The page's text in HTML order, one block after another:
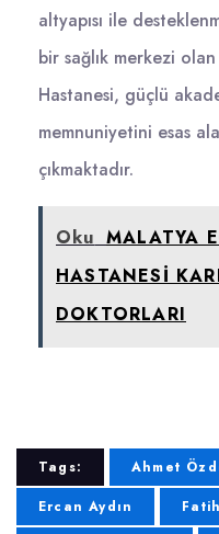
altyapısı ile
bir sağlık merkezi
Hastanesi, güçlü
memnuniyetini esas
çıkmaktadır.
Oku MALATYA
HASTANESİ
DOKTORLARI
Tags: Ahmet
Ercan Aydın